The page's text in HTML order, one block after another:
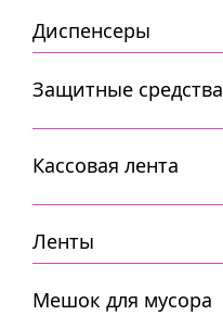
Диспенсеры
Защитные средства
Кассовая лента
Ленты
Мешок для мусора